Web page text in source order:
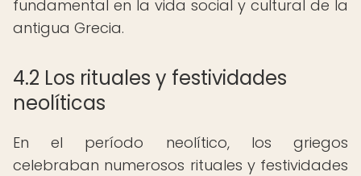
fundamental en la vida social y cultural de la
antigua Grecia.
4.2 Los rituales y festividades
neolíticas
En el período neolítico, los griegos
celebraban numerosos rituales y festividades